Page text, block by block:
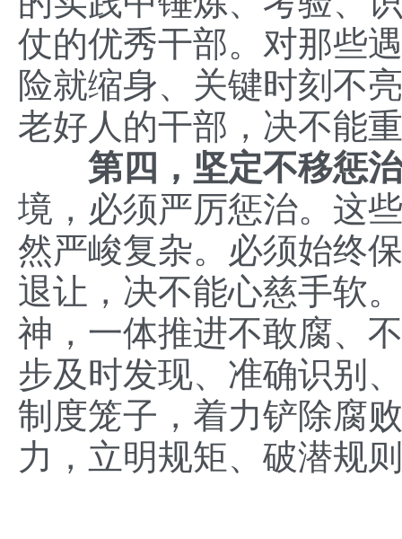
仗的优秀干部。对那些
险就缩身、关键时刻不
老好人的干部，决不能
第四，坚定不移惩
境，必须严厉惩治。这
然严峻复杂。必须始终
退让，决不能心慈手软
神，一体推进不敢腐、
步及时发现、准确识别
制度笼子，着力铲除腐
力，立明规矩、破潜规